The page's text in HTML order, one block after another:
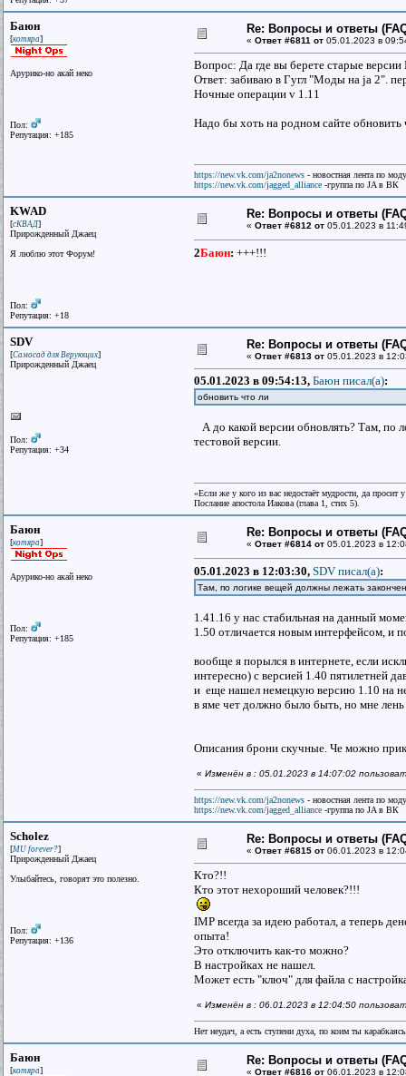
Баюн
[котяра]
Арурико-но акай неко
Пол:
Репутация: +185
Re: Вопросы и ответы
« Ответ #6811 от 05.01.2023 в
Вопрос: Да где вы берете старые
Ответ: забиваю в Гугл "Моды на ja 2".
Ночные операции v 1.11
Надо бы хоть на родном сайте обновить
https://new.vk.com/ja2nonews - новостная лента по
https://new.vk.com/jagged_alliance -группа по JA в ВК
KWAD
[сКВАД]
Прирожденный Джаец
Я люблю этот Форум!
Пол:
Репутация: +18
Re: Вопросы и ответы
« Ответ #6812 от 05.01.2023 в
2Баюн: +++!!!
SDV
[Самосад для Верующих]
Прирожденный Джаец
Пол:
Репутация: +34
Re: Вопросы и ответы
« Ответ #6813 от 05.01.2023 в
05.01.2023 в 09:54:13, Баюн писал(a):
обновить что ли
А до какой версии обновлять? Там, по
тестовой версии.
«Если же у кого из вас недостаёт мудрости, да
Послание апостола Иакова (глава 1, стих 5).
Баюн
[котяра]
Арурико-но акай неко
Пол:
Репутация: +185
Re: Вопросы и ответы
« Ответ #6814 от 05.01.2023 в
05.01.2023 в 12:03:30, SDV писал(a):
Там, по логике вещей должны лежать
1.41.16 у нас стабильная на данный
1.50 отличается новым интерфейсом, и
вообще я порылся в интернете, если
интересно) с версией 1.40 пятилетней
и еще нашел немецкую версию 1.10 на
в яме чет должно было быть, но мне
Описания брони скучные. Че можно
« Изменён в : 05.01.2023 в 14:07:02
https://new.vk.com/ja2nonews - новостная лента по
https://new.vk.com/jagged_alliance -группа по JA в ВК
Scholez
[MU forever?]
Прирожденный Джаец
Улыбайтесь, говорят это полезно.
Пол:
Репутация: +136
Re: Вопросы и ответы
« Ответ #6815 от 06.01.2023 в
Кто?!!
Кто этот нехороший человек?!!!
IMP всегда за идею работал, а теперь
опыта!
Это отключить как-то можно?
В настройках не нашел.
Может есть "ключ" для файла с
« Изменён в : 06.01.2023 в 12:04:50
Нет неудач, а есть ступени духа, по коим ты
Баюн
[котяра]
Re: Вопросы и ответы
« Ответ #6816 от 06.01.2023 в